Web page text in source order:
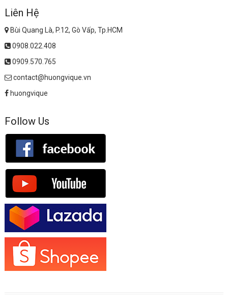
Liên Hệ
Bùi Quang Là, P.12, Gò Vấp, Tp.HCM
0908.022.408
0909.570.765
contact@huongvique.vn
huongvique
Follow Us